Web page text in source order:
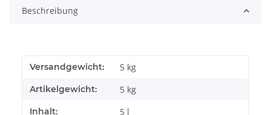
Beschreibung
Versandgewicht: 5 kg
Artikelgewicht: 5 kg
Inhalt: 5 l